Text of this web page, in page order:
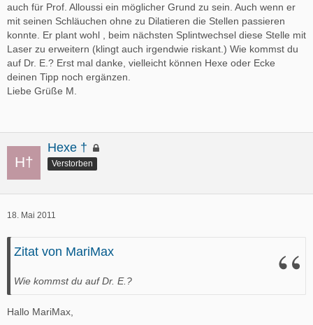
auch für Prof. Alloussi ein möglicher Grund zu sein. Auch wenn er
mit seinen Schläuchen ohne zu Dilatieren die Stellen passieren
konnte. Er plant wohl , beim nächsten Splintwechsel diese Stelle mit
Laser zu erweitern (klingt auch irgendwie riskant.) Wie kommst du
auf Dr. E.? Erst mal danke, vielleicht können Hexe oder Ecke
deinen Tipp noch ergänzen.
Liebe Grüße M.
Hexe †
Verstorben
18. Mai 2011
Zitat von MariMax
Wie kommst du auf Dr. E.?
Hallo MariMax,